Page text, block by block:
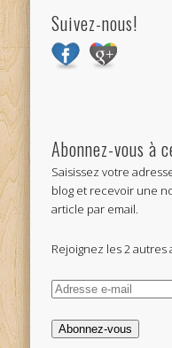
Suivez-nous!
Abonnez-vous à
Saisissez votre
blog et recevoir une
article par email.
Rejoignez les 2 autres
Adresse
mail
Abonnez-vous